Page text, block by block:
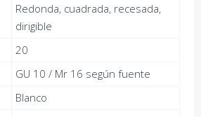
Redonda, cuadrada, recesada,
dirigible
20
GU 10 / Mr 16 según fuente
Blanco